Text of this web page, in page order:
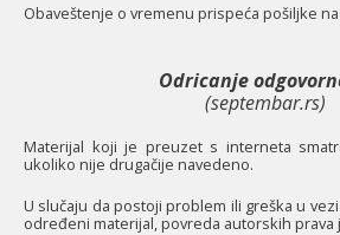
Obaveštenje o vremenu prispeća pošiljke na
Odricanje
(septembar.rs)
Materijal koji je preuzet s interneta
ukoliko nije drugačije navedeno.
U slučaju da postoji problem ili greška u
određeni materijal, povreda autorskih